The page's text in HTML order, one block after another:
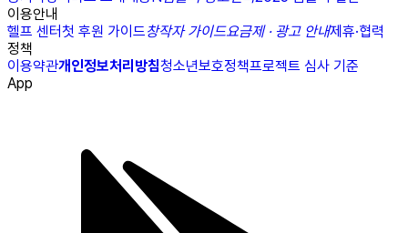
이용안내
헬프 센터첫 후원 가이드창작자 가이드요금제 · 광고 안내제휴·협력
정책
이용약관개인정보처리방침청소년보호정책프로젝트 심사 기준
App